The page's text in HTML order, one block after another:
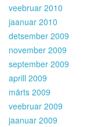
veebruar 2010
jaanuar 2010
detsember 2009
november 2009
september 2009
aprill 2009
märts 2009
veebruar 2009
jaanuar 2009